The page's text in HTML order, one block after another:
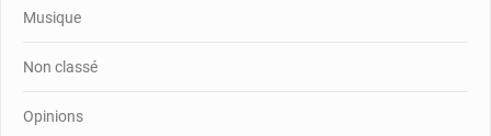
Musique
Non classé
Opinions